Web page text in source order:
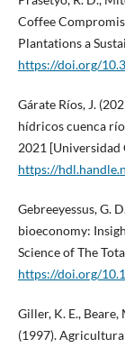
Coffee
Plantations a
https://doi.org/
Gárate Ríos, J.
hídricos cuenca
2021 [Universidad
https://
Gebreeyessus, G.
bioeconomy:
Science of The
https://doi.org/
Giller, K. E., Beare,
(1997).